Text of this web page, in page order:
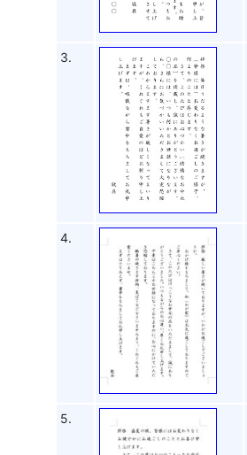
3.
4.
5.